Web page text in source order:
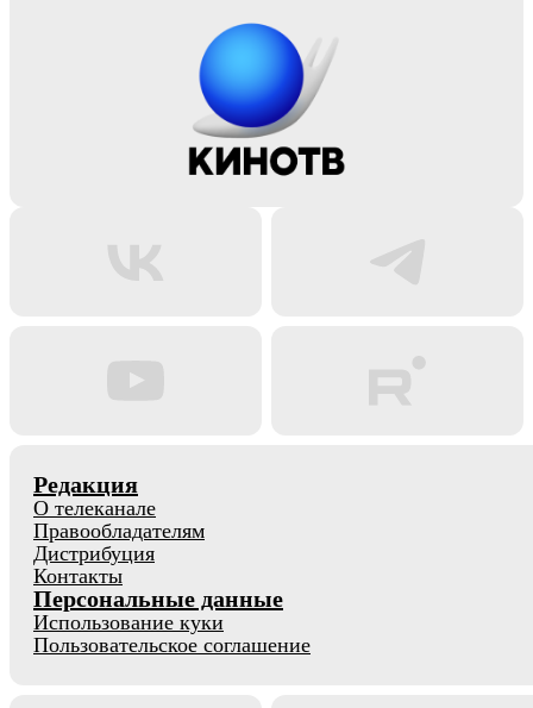
Редакция
О телеканале
Правообладателям
Дистрибуция
Контакты
Персональные данные
Использование куки
Пользовательское соглашение